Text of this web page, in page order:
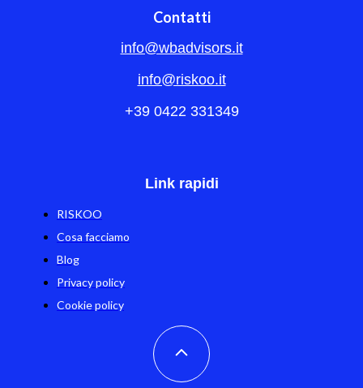
Contatti
info@wbadvisors.it
info@riskoo.it
+39 0422 331349
Link rapidi
RISKOO
Cosa facciamo
Blog
Privacy policy
Cookie policy